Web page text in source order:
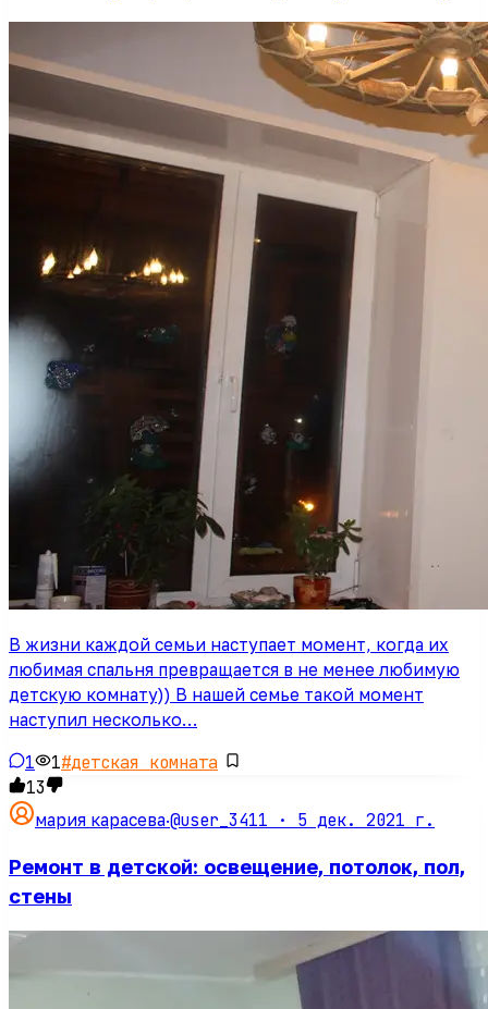
В жизни каждой семьи наступает момент, когда их
любимая спальня превращается в не менее любимую
детскую комнату)) В нашей семье такой момент
наступил несколько…
1 1#детская комната
13
мария карасева·@user_3411 · 5 дек. 2021 г.
Ремонт в детской: освещение, потолок, пол,
стены